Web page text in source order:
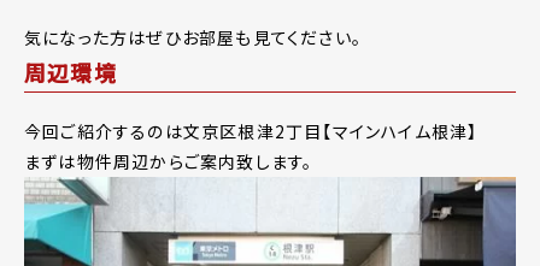
気になった方はぜひお部屋も見てください。
周辺環境
今回ご紹介するのは文京区根津2丁目【マインハイム根津】
まずは物件周辺からご案内致します。